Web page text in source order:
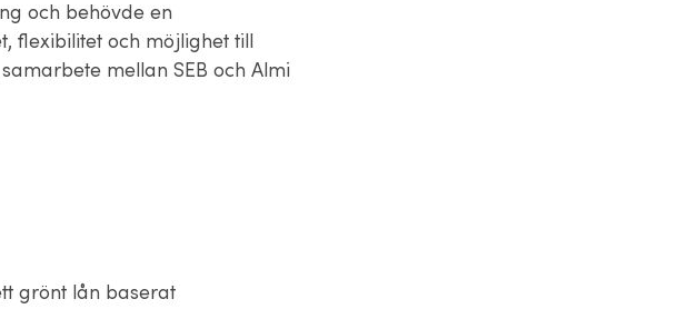
och behövde en
flexibilitet och möjlighet till
mellan SEB och Almi
grönt lån baserat